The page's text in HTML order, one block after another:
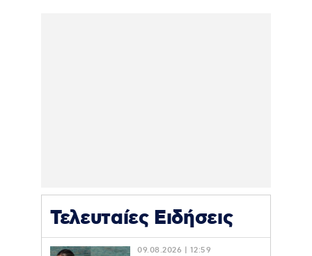
Τελευταίες Ειδήσεις
09.08.2026 | 12:59